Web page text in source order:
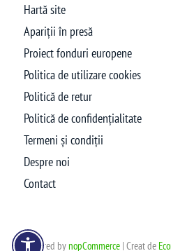
Hartă site
Apariții în presă
Proiect fonduri europene
Politica de utilizare cookies
Politică de retur
Politică de confidențialitate
Termeni și condiții
Despre noi
Contact
Powered bynopCommerce| Creat de